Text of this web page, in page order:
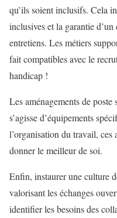
qu’ils soient inclusifs. Cela
inclusives et la garantie
entretiens. Les métiers
fait compatibles avec le
handicap !
Les aménagements de
s’agisse d’équipements
l’organisation du travail, ces
donner le meilleur de soi.
Enfin, instaurer une culture
valorisant les échanges
identifier les besoins des